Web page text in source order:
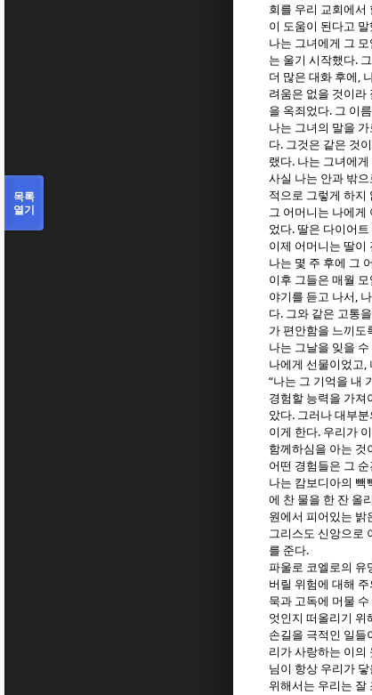
회를 우리 교회에서
이 도움이 된다고
나는 그녀에게 그
는 울기 시작했다.
더 많은 대화 후에 ,
려움은 없을 것이라
을 옥죄었다. 그 이
나는 그녀의 말을
다. 그것은 같은 것
랬다. 나는 그녀에
사실 나는 안과 밖
적으로 그렇게 하지
그 어머니는 나에게
었다. 딸은 다이어
이제 어머니는 딸이
나는 몇 주 후에 그
이후 그들은 매월
야기를 듣고 나서 ,
다. 그와 같은 고통
가 편안함을 느끼도
나는 그날을 잊을
나에게 선물이었고,
“나는 그 기억을 내
경험할 능력을 가져
았다. 그러나 대부
이게 한다. 우리가
함께하심을 아는 것
어떤 경험들은 그
나는 캄보디아의 빽
에 찬 물을 한 잔 올
원에서 피어있는 밝
그리스도 신앙으로
를 준다.
파울로 코엘로의 유
버릴 위험에 대해
묵과 고독에 머물 수
엇인지 떠올리기 위
손길을 극적인 일들
리가 사랑하는 이의
님이 항상 우리가
위해서는 우리는 잘
목록
열기